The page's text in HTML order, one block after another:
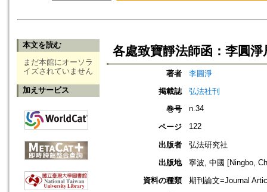
本文を読む
まだ本館にオーソラ
イズされていません
加えサービス
各處致寶靜法師函：李圓淨
著者
李圓淨
掲載誌
弘法社刊
巻号
n.34
ページ 122
出版者
弘法研究社
出版地
寧波, 中國 [Ningbo,
資料の種類
期刊論文=Journal